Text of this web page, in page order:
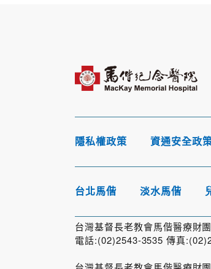
隱私權政策 資通安全政
台北馬偕 淡水馬偕
台灣基督長老教會馬偕醫療
電話:(02)2543-3535 傳真